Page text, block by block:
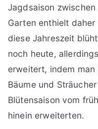
Jagdsaison
Garten enthielt
diese Jahreszeit
noch heute,
erweitert, indem
Bäume und
Blütensaison vom
hinein erweiterten.